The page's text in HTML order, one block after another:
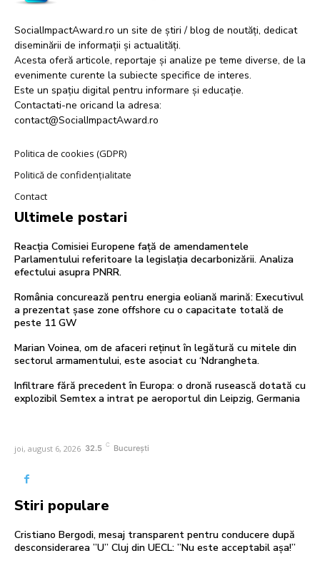
SocialImpactAward.ro un site de știri / blog de noutăți, dedicat
diseminării de informații și actualități.
Acesta oferă articole, reportaje și analize pe teme diverse, de la
evenimente curente la subiecte specifice de interes.
Este un spațiu digital pentru informare și educație.
Contactati-ne oricand la adresa:
contact@SocialImpactAward.ro
Politica de cookies (GDPR)
Politică de confidențialitate
Contact
Ultimele postari
Reacția Comisiei Europene față de amendamentele
Parlamentului referitoare la legislația decarbonizării. Analiza
efectului asupra PNRR.
România concurează pentru energia eoliană marină: Executivul
a prezentat șase zone offshore cu o capacitate totală de
peste 11 GW
Marian Voinea, om de afaceri reținut în legătură cu mitele din
sectorul armamentului, este asociat cu ‘Ndrangheta.
Infiltrare fără precedent în Europa: o dronă rusească dotată cu
explozibil Semtex a intrat pe aeroportul din Leipzig, Germania
joi, august 6, 2026 32.5 C București
Stiri populare
Cristiano Bergodi, mesaj transparent pentru conducere după
desconsiderarea ”U” Cluj din UECL: ”Nu este acceptabil așa!”